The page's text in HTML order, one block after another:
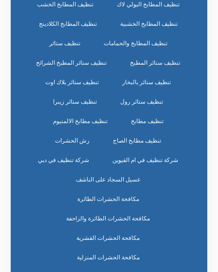
تنظيف المطابخ البولي لاك تنظيف المطابخ الخشب
تنظيف المطابخ الخشبية تنظيف المطابخ الكلادينج
تنظيف المطابخ والحمامات تنظيف ستائر
تنظيف ستائر المطبخ تنظيف ستائر المطبخ الشرائح
تنظيف ستائر بالبخار تنظيف ستائر بلاك اوت
تنظيف ستائر رول تنظيف ستائر زيبرا
تنظيف مطابخ تنظيف مطابخ الالمنيوم
تنظيف مطابخ الصاج رش الحشرات
شركة تنظيف في ام القيوين شركة تنظيف في دبي
غسيل السجاد على الناشف
مكافحة الحشرات الطائرة
مكافحة الحشرات الطائرة والزاحفة
مكافحة الحشرات القشرية
مكافحة الحشرات المنزلية